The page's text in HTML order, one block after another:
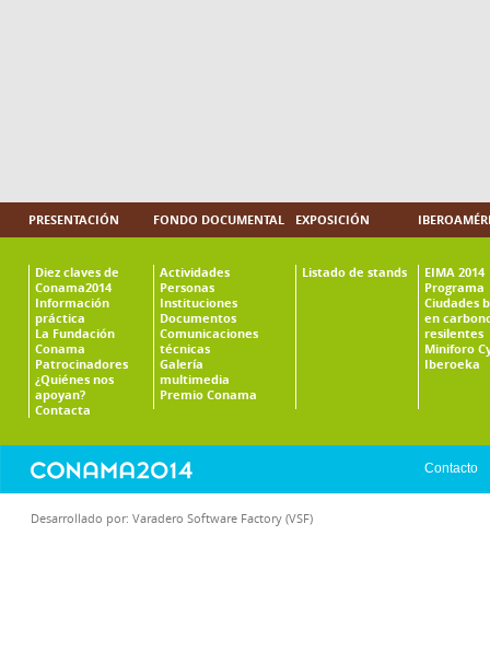
PRESENTACIÓN
Diez claves de
Conama2014
Información
práctica
La Fundación
Conama
Patrocinadores
¿Quiénes nos
apoyan?
Contacta
FONDO DOCUMENTAL
Actividades
Personas
Instituciones
Documentos
Comunicaciones
técnicas
Galería
multimedia
Premio Conama
EXPOSICIÓN
Listado de stands
EIMA 2014
Programa
Ciudades
en
resilentes
Miniforo
Iberoeka
Contacto
Desarrollado por: Varadero Software Factory (VSF)